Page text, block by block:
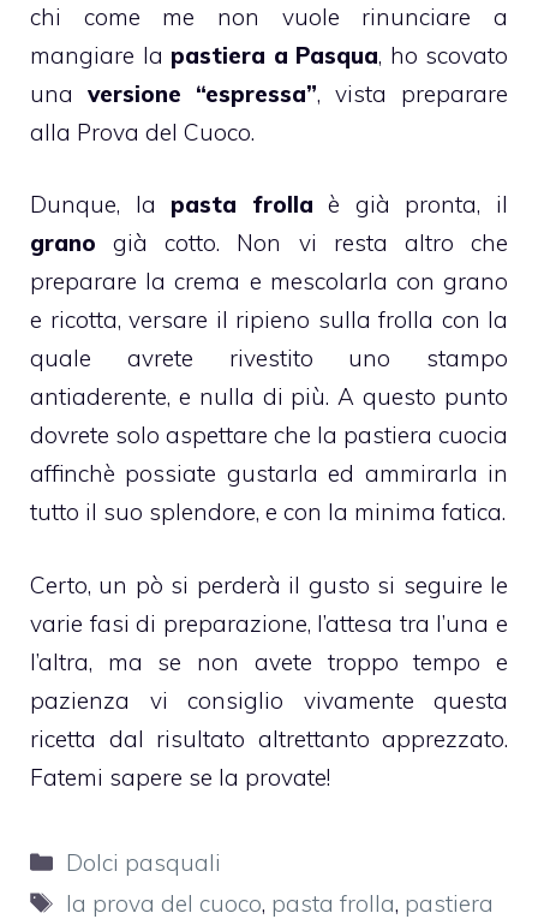
chi come me non vuole rinunciare a
mangiare la pastiera a Pasqua, ho scovato
una versione “espressa”, vista preparare
alla Prova del Cuoco.
Dunque, la pasta frolla è già pronta, il
grano già cotto. Non vi resta altro che
preparare la crema e mescolarla con grano
e ricotta, versare il ripieno sulla frolla con la
quale avrete rivestito uno stampo
antiaderente, e nulla di più. A questo punto
dovrete solo aspettare che la pastiera cuocia
affinchè possiate gustarla ed ammirarla in
tutto il suo splendore, e con la minima fatica.
Certo, un pò si perderà il gusto si seguire le
varie fasi di preparazione, l’attesa tra l’una e
l’altra, ma se non avete troppo tempo e
pazienza vi consiglio vivamente questa
ricetta dal risultato altrettanto apprezzato.
Fatemi sapere se la provate!
Categorie
Dolci pasquali
Tag
la prova del cuoco, pasta frolla, pastiera